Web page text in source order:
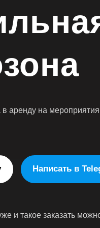
аренду на мероприятия
Написать в
и такое заказать